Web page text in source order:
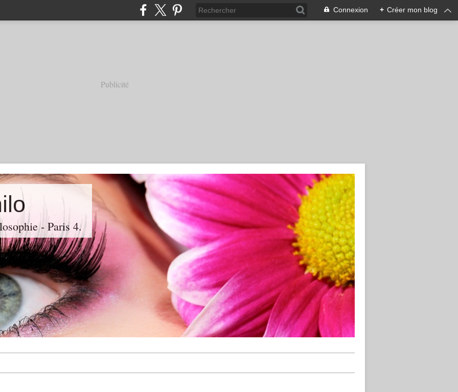
Connexion + Créer mon blog
Publicité
- Paris 4.